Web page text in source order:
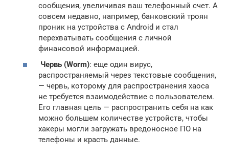
сообщения, увеличивая ваш телефонный счет. А
совсем недавно, например, банковский троян
проник на устройства с Android и стал
перехватывать сообщения с личной
финансовой информацией.
Червь (Worm): еще один вирус,
распространяемый через текстовые сообщения,
— червь, которому для распространения хаоса
не требуется взаимодействие с пользователем.
Его главная цель — распространить себя на как
можно большем количестве устройств, чтобы
хакеры могли загружать вредоносное ПО на
телефоны и красть данные.